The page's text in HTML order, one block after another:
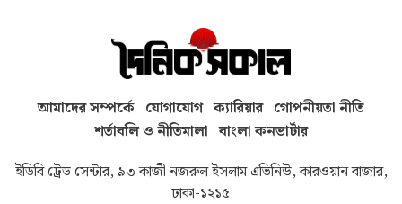
আমাদের সম্পর্কে যোগাযোগ ক্যারিয়ার গোপনীয়তা নীতি
শর্তাবলি ও নীতিমালা বাংলা কনভার্টার
ইডিবি ট্রেড সেন্টার, ৯৩ কাজী নজরুল ইসলাম এভিনিউ, কারওয়ান বাজার,
ঢাকা-১২১৫